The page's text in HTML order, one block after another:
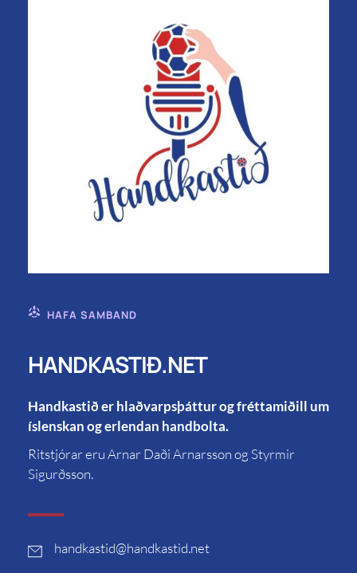
HAFA SAMBAND
HANDKASTIÐ.NET
Handkastið er hlaðvarpsþáttur og fréttamiðill um
íslenskan og erlendan handbolta.
Ritstjórar eru Arnar Daði Arnarsson og Styrmir
Sigurðsson.
handkastid@handkastid.net